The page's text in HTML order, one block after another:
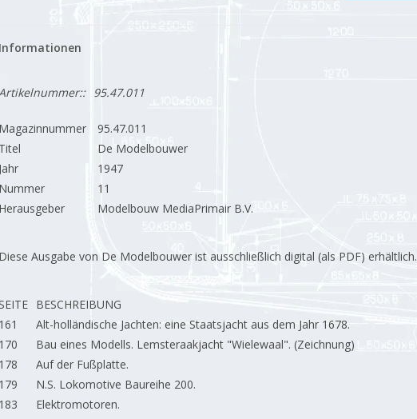
Informationen
95.47.011
Magazinnummer
95.47.011
Titel
De Modelbouwer
Jahr
1947
Nummer
11
Herausgeber
Modelbouw MediaPrimair B.V.
Diese Ausgabe von De Modelbouwer ist ausschließlich digital (als PDF) erhältlich.
SEITE BESCHREIBUNG
161
Alt-holländische Jachten: eine Staatsjacht aus dem Jahr 1678.
170
Bau eines Modells. Lemsteraakjacht "Wielewaal". (Zeichnung)
178
Auf der Fußplatte.
179
N.S. Lokomotive Baureihe 200.
183
Elektromotoren.